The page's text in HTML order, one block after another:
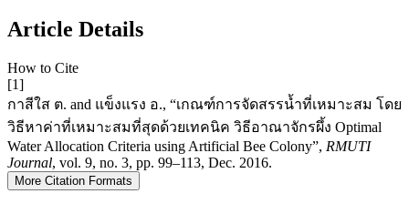
Article Details
How to Cite
[1]
กาสีใส ต. and แข็งแรง อ., “เกณฑ์การจัดสรรนํ้าที่เหมาะสม โดย
วิธีหาค่าที่เหมาะสมที่สุดด้วยเทคนิค วิธีอาณาจักรผึ้ง Optimal
Water Allocation Criteria using Artificial Bee Colony”, RMUTI
Journal, vol. 9, no. 3, pp. 99–113, Dec. 2016.
More Citation Formats